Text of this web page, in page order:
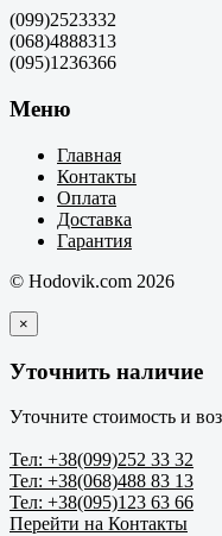
(099)2523332
(068)4888313
(095)1236366
Меню
Главная
Контакты
Оплата
Доставка
Гарантия
© Hodovik.com 2026
×
Уточнить наличие
Уточните стоимость и
Тел: +38(099)252 33 32
Тел: +38(068)488 83 13
Тел: +38(095)123 63 66
Перейти на Контакты